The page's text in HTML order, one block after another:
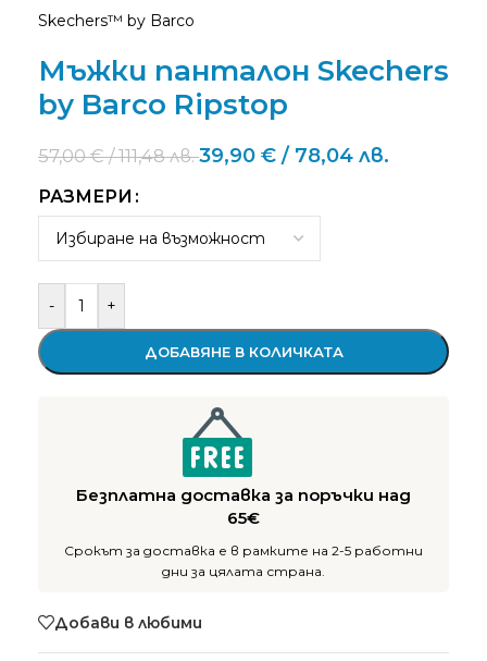
Skechers™ by Barco
Мъжки панталон Skechers
by Barco Ripstop
57,00€/ 111,48 лв.39,90 € / 78,04 лв.
РАЗМЕРИ
- +
ДОБАВЯНЕ В КОЛИЧКАТА
Безплатна доставка за поръчки над
65€
Срокът за доставка е в рамките на 2-5 работни
дни за цялата страна.
Добави в любими